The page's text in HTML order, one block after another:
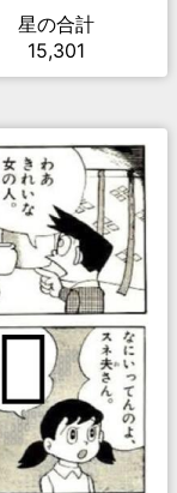
星の合計
15,301